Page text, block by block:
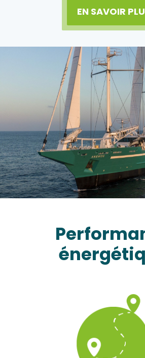
EN SAVOIR